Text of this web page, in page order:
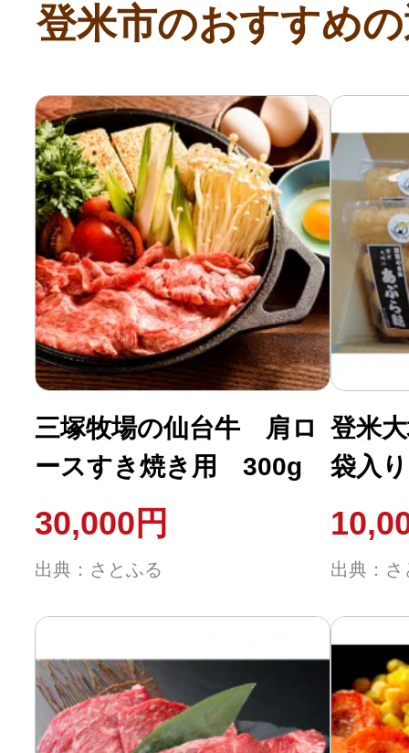
副業・パラレルワーカー
個人事業主・フリーラン
個人事業・フリーランス
ふるさと納税の基礎知識
10秒ぴったり診断
自治体直営サイト特集
はじめるバイブルとは
よくあるご質問
問い合わせ
登米市のおすすめ
三塚牧場の仙台牛 肩ロ
ースすき焼き用 300g
30,000円
出典：さとふる
登米
袋入り
出典：さ